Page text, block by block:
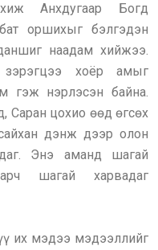
Анхдугаар Богд
оршихыг бэлгэдэн
наадам хийжээ.
зэрэгцээ хоёр амыг
гэж нэрлэсэн байна.
цохио өөд өгсөх
дэнж дээр олон
Энэ аманд шагай
шагай харвадаг
их мэдээ мэдээллийг